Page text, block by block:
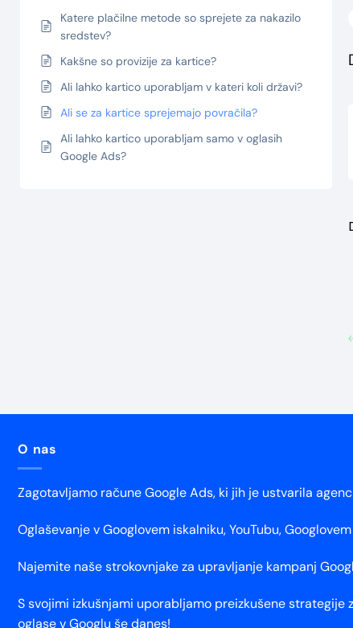
Katere plačilne metode so sprejete za nakazilo
sredstev?
Kakšne so provizije za kartice?
Ali lahko kartico uporabljam v kateri koli državi?
Ali se za kartice sprejemajo povračila?
Ali lahko kartico uporabljam samo v oglasih
Google Ads?
O nas
Zagotavljamo račune Google Ads, ki jih je ustvarila
Oglaševanje v Googlovem iskalniku, YouTubu,
Najemite naše strokovnjake za upravljanje kampanj
S svojimi izkušnjami uporabljamo preizkušene strategije
oglase v Googlu še danes!